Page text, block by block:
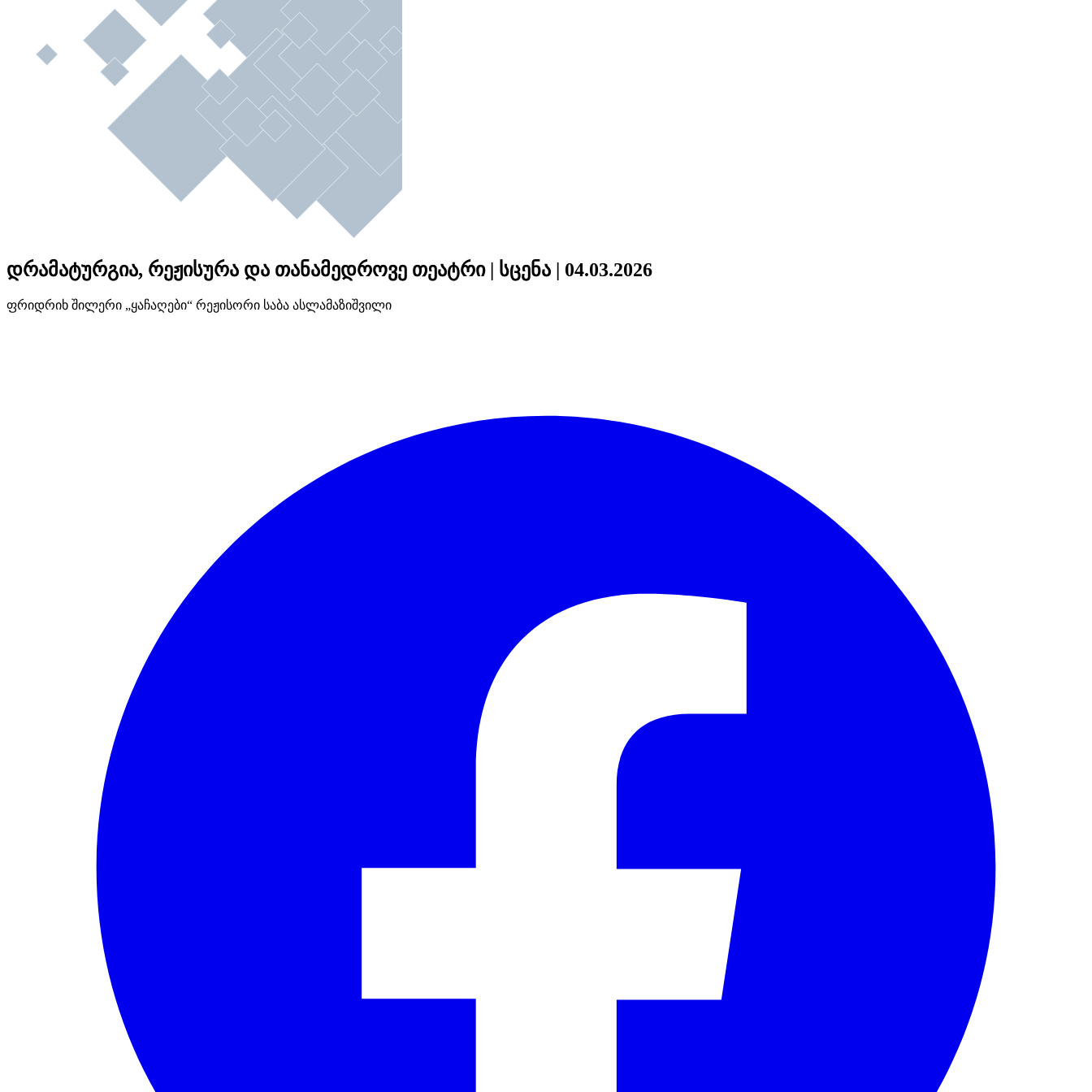
დრამატურგია, რეჟისურა და თანამედროვე თეატრი | სცენა | 04.03.2026
ფრიდრიხ შილერი „ყაჩაღები“ რეჟისორი საბა ასლამაზიშვილი